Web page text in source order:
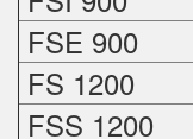
FSE 900
FS 1200
FSS 1200